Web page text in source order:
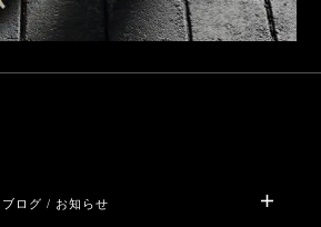
ブログ / お知らせ